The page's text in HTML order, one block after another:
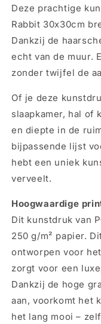
Courtsey
-
30x30cm
-
Deze prachtige
Rabbit 30x30cm
Dankzij de
echt van de muur.
zonder twijfel de
Of je deze
slaapkamer, hal of
en diepte in de
bijpassende lijst
hebt een uniek
verveelt.
Hoogwaardige
Dit kunstdruk van
250 g/m² papier.
ontworpen voor
zorgt voor een
Dankzij de hoge
aan, voorkomt het
het lang mooi –